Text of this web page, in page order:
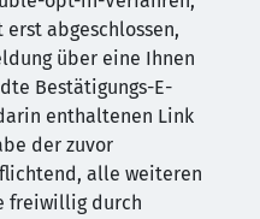
abgeschlossen,
über eine Ihnen
Bestätigungs-E-
enthaltenen Link
der zuvor
alle weiteren
freiwillig durch